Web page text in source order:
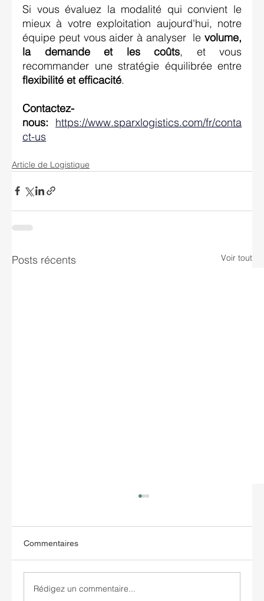
Si vous évaluez la modalité qui convient le
mieux à votre exploitation aujourd'hui, notre
équipe peut vous aider à analyser  le volume,
la demande et les coûts, et vous
flexibilité et efficacité.
Contactez-
nous:
https://www.sparxlogistics.com/fr/conta
ct-us
Article de Logistique
Posts récents Voir tout
Commentaires
Rédigez un commentaire...